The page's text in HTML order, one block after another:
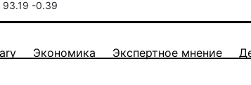
93.19 -0.39
Экономика Экспертное мнение